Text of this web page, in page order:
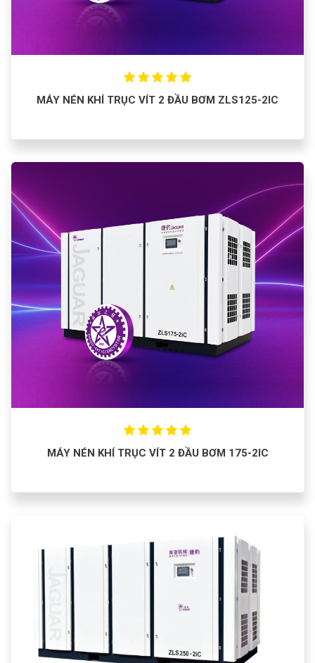
MÁY NÉN KHÍ TRỤC VÍT 2 ĐẦU BƠM ZLS125-2IC
MÁY NÉN KHÍ TRỤC VÍT 2 ĐẦU BƠM 175-2IC